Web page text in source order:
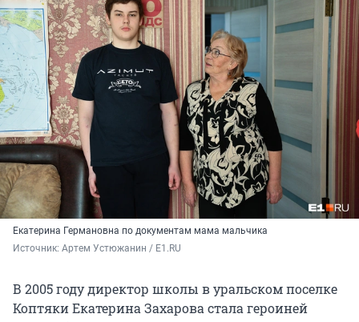
Екатерина Германовна по документам мама мальчика
Источник: Артем Устюжанин / E1.RU
В 2005 году директор школы в уральском поселке
Коптяки Екатерина Захарова стала героиней